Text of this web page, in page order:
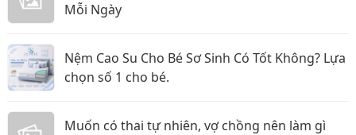
Mỗi Ngày
Nệm Cao Su Cho Bé Sơ Sinh Có Tốt Không? Lựa
chọn số 1 cho bé.
Muốn có thai tự nhiên, vợ chồng nên làm gì